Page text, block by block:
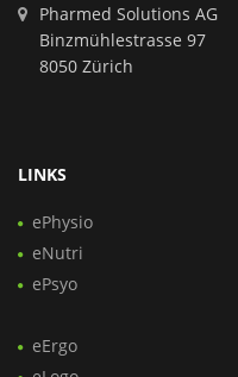
Pharmed Solutions AG
Binzmühlestrasse 97
8050 Zürich
LINKS
ePhysio
eNutri
ePsyo
eErgo